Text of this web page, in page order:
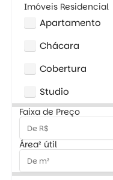
Imóveis Residencial
Apartamento
Chácara
Cobertura
Studio
Faixa de Preço
Área² útil